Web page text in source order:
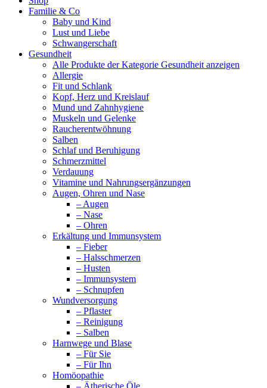
Familie & Co
Baby und Kind
Lust und Liebe
Schwangerschaft
Gesundheit
Alle Produkte der Kategorie Gesundheit anzeigen
Allergie
Fit und Schlank
Kopf, Herz und Kreislauf
Mund und Zahnhygiene
Muskeln und Gelenke
Raucherentwöhnung
Salben
Schlaf und Beruhigung
Schmerzmittel
Verdauung
Vitamine und Nahrungsergänzungen
Augen, Ohren und Nase
– Augen
– Nase
– Ohren
Erkältung und Immunsystem
– Fieber
– Halsschmerzen
– Husten
– Immunsystem
– Schnupfen
Wundversorgung
– Pflaster
– Reinigung
– Salben
Harnwege und Blase
– Für Sie
– Für Ihn
Homöopathie
– Ätherische Öle